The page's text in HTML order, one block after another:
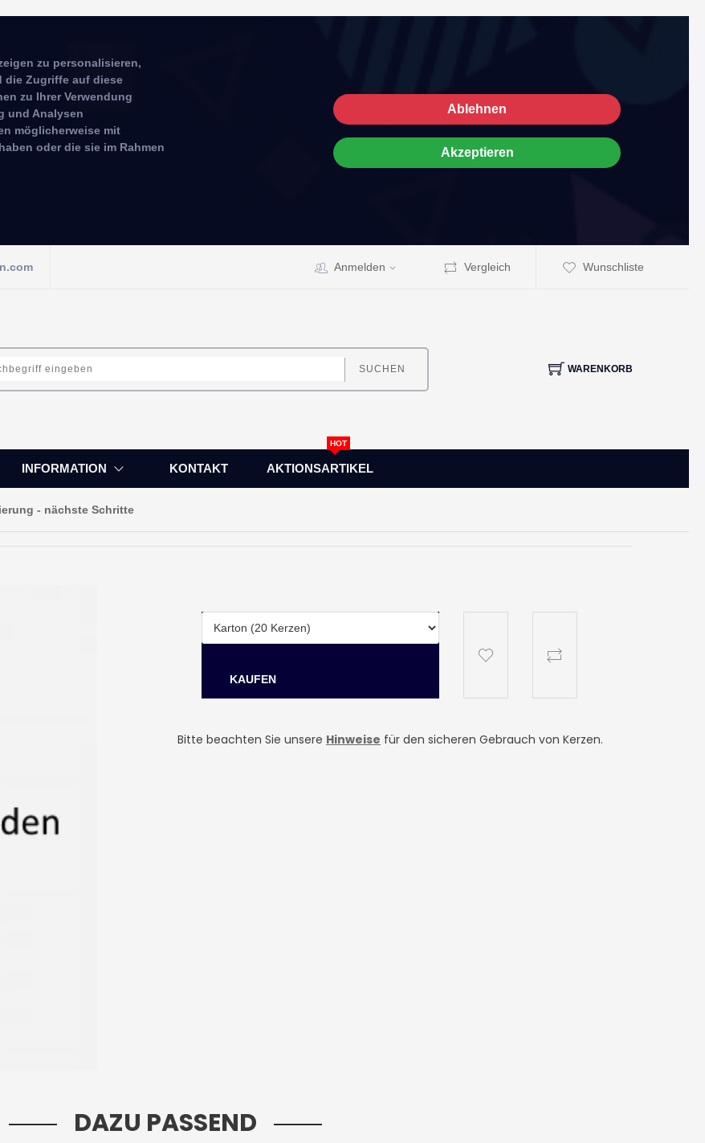
zu personalisieren,
die Zugriffe auf diese
zu Ihrer Verwendung
und Analysen
möglicherweise mit
oder die sie im Rahmen
Ablehnen
Akzeptieren
Anmelden Vergleich Wunschliste
SUCHEN WARENKORB
INFORMATION KONTAKT AKTIONSARTIKEL
HOT
- nächste Schritte
Bitte beachten Sie unsere Hinweise für den sicheren Gebrauch von Kerzen.
DAZU PASSEND